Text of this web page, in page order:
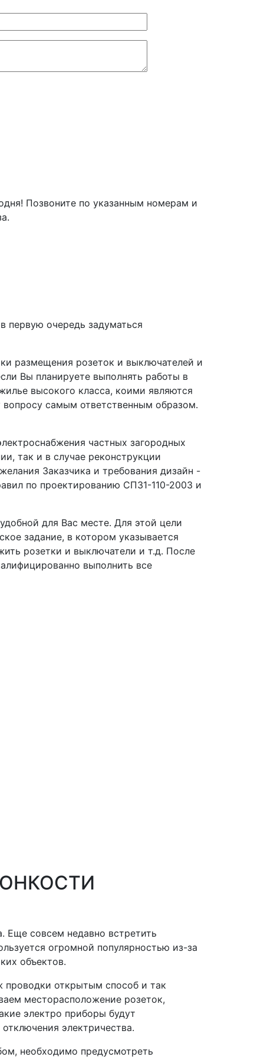
Позвоните по указанным номерам и
первую очередь задуматься
размещения розеток и выключателей и
Вы планируете выполнять работы в
высокого класса, коими являются
самым ответственным образом.
частных загородных
так и в случае реконструкции
Заказчика и требования дизайн -
по проектированию СП31-110-2003 и
для Вас месте. Для этой цели
задание, в котором указывается
розетки и выключатели и т.д. После
выполнить все
Еще совсем недавно встретить
огромной популярностью из-за
объектов.
проводки открытым способ и так
месторасположение розеток,
электро приборы будут
электричества.
необходимо предусмотреть